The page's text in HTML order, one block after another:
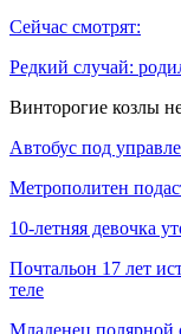
Сейчас смотрят:
Редкий случай:
Винторогие козлы
Автобус под
Метрополитен
10-летняя девочка
Почтальон 17 лет
теле
Младенец полярной